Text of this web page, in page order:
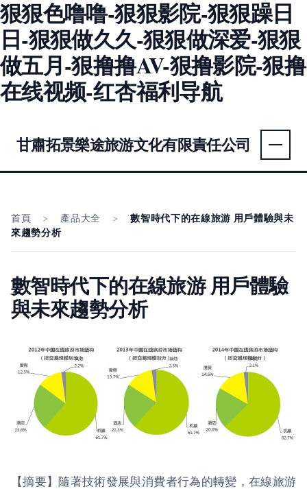
狠狠色噜噜-狠狠影院-狠狠躁日
日-狠狠做久久-狠狠做深爱-狠狠
做五月-狠撸撸AV-狠撸影院-狠撸
在线视频-红杏福利导航
甘肅拓景樂途旅游文化有限責任公司
首頁 > 產品大全 >
數智時代下的在線旅游 用戶體驗與未
來趨勢分析
數智時代下的在線旅游 用戶體驗
與未來趨勢分析
【摘要】隨著技術發展與消費者行為的轉變，在線旅游